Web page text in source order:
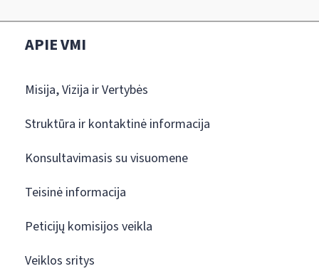
APIE VMI
Misija, Vizija ir Vertybės
Struktūra ir kontaktinė informacija
Konsultavimasis su visuomene
Teisinė informacija
Peticijų komisijos veikla
Veiklos sritys